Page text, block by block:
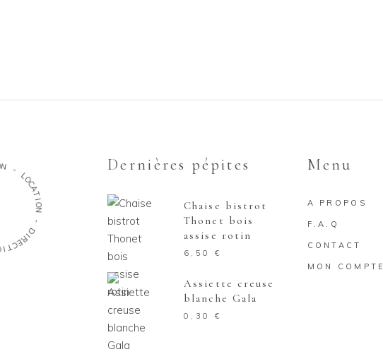
ON -
L
O
C
A
T
I
O
-
D
I
R
E
C
T
Dernières pépites
Chaise bistrot
Thonet bois
assise rotin
6,50 €
Assiette creuse
blanche Gala
0,30 €
Menu
A PROPOS
F.A.Q
CONTACT
MON COMPTE